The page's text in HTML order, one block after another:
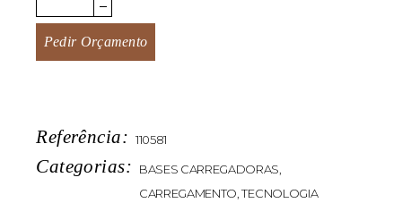
Pedir Orçamento
Referência: 110581
Categorias: BASES CARREGADORAS,
CARREGAMENTO,TECNOLOGIA